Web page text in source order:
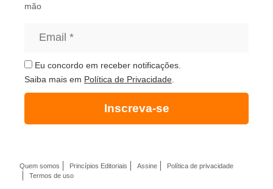
mão
Eu concordo em receber notificações.
Saiba mais em Política de Privacidade
Inscreva-se
Quem somos Princípios Editoriais Assine
Política de privacidade
Termos de uso